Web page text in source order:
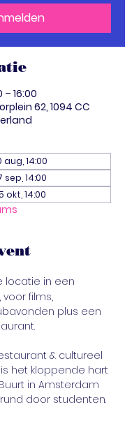
– 16:00
62, 1094 CC
aug, 14:00
sep, 14:00
okt, 14:00
locatie in een
films,
plus een
& cultureel
het kloppende hart
in Amsterdam
door studenten.